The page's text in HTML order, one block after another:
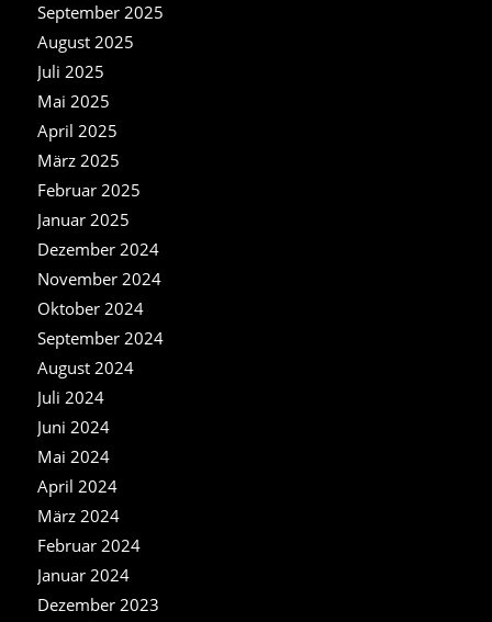
September 2025
August 2025
Juli 2025
Mai 2025
April 2025
März 2025
Februar 2025
Januar 2025
Dezember 2024
November 2024
Oktober 2024
September 2024
August 2024
Juli 2024
Juni 2024
Mai 2024
April 2024
März 2024
Februar 2024
Januar 2024
Dezember 2023